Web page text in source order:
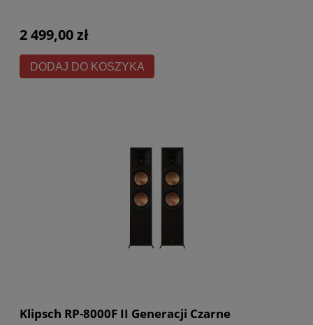
2 499,00 zł
DODAJ DO KOSZYKA
Klipsch RP-8000F II Generacji Czarne